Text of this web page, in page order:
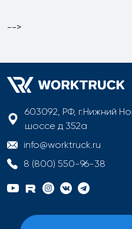
-->
603092, РФ, г.Нижний
шоссе д 352а
info@worktruck.ru
8 (800) 550-96-38